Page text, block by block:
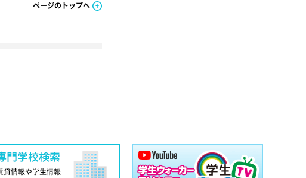
ページのトップへ